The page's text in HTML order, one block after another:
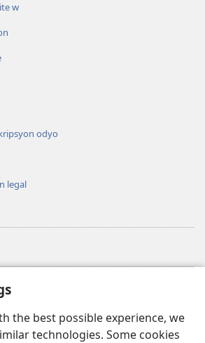
the best possible experience, we
technologies. Some cookies
w
odyo
legal